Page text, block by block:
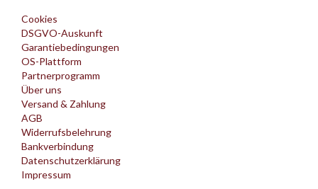
Cookies
DSGVO-Auskunft
Garantiebedingungen
OS-Plattform
Partnerprogramm
Über uns
Versand & Zahlung
AGB
Widerrufsbelehrung
Bankverbindung
Datenschutzerklärung
Impressum